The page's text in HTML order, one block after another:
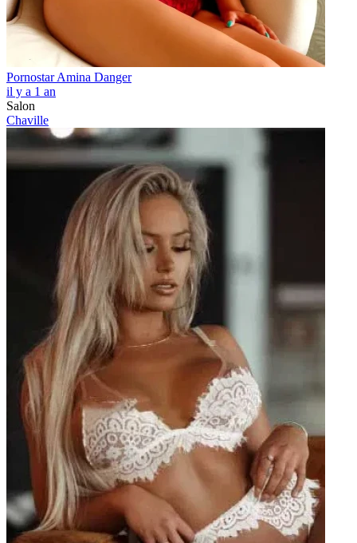
Pornostar Amina Danger
il y a 1 an
Salon
Chaville